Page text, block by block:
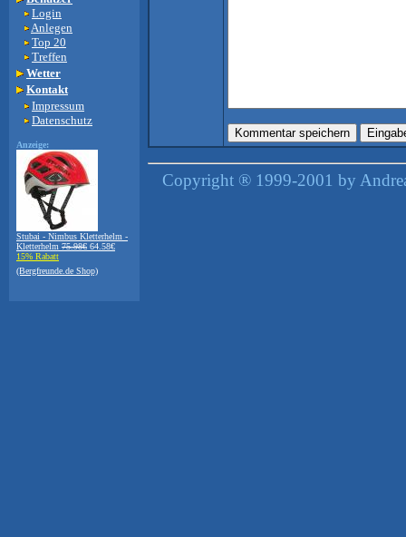
Login
Anlegen
Top 20
Treffen
Wetter
Kontakt
Impressum
Datenschutz
Anzeige:
Stubai - Nimbus Kletterhelm -
Kletterhelm 75.98€ 64.58€
15% Rabatt
(Bergfreunde.de Shop)
Copyright ® 1999-2001 by